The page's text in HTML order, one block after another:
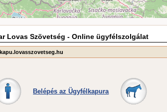
Lovas Szövetség - Online ügyfélszolgálat
Belépés az Ügyfélkapura